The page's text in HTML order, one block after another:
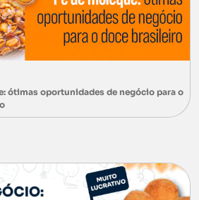
ótimas oportunidades de negócio para o